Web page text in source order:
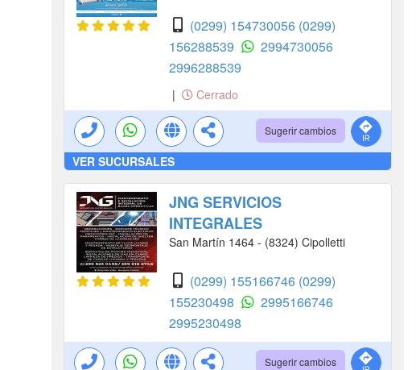
(0299) 154730056 (0299)
156288539
2994730056
2996288539
| Cerrado
Sugerir cambios
VER SUCURSALES
JNG SERVICIOS
INTEGRALES
San Martín 1464 - (8324) Cipolletti
(0299) 155166746 (0299)
155230498
2995166746
2995230498
Sugerir cambios